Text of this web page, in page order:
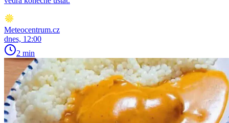
Meteocentrum.cz
dnes, 12:00
2 min